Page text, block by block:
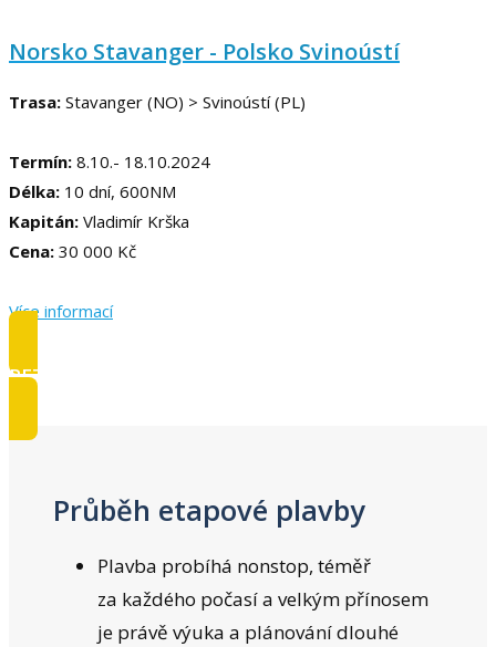
Norsko Stavanger - Polsko Svinoústí
Trasa: Stavanger (NO) > Svinoústí (PL)
Termín: 8.10.- 18.10.2024
Délka: 10 dní, 600NM
Kapitán: Vladimír Krška
Cena: 30 000 Kč
Více informací
REZERVOVAT
Průběh etapové plavby
Plavba probíhá nonstop, téměř
za každého počasí a velkým přínosem
je právě výuka a plánování dlouhé